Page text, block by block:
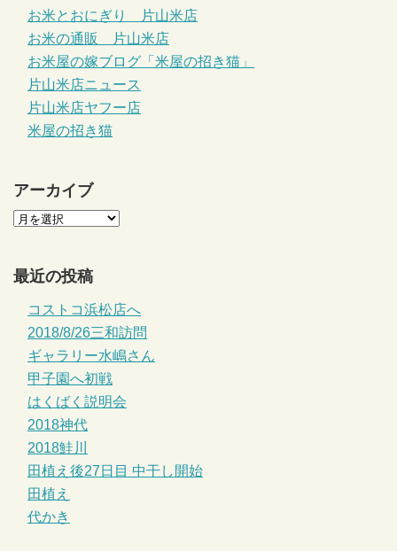
お米とおにぎり 片山米店
お米の通販 片山米店
お米屋の嫁ブログ「米屋の招き猫」
片山米店ニュース
片山米店ヤフー店
米屋の招き猫
アーカイブ
最近の投稿
コストコ浜松店へ
2018/8/26三和訪問
ギャラリー水嶋さん
甲子園へ初戦
はくばく説明会
2018神代
2018鮭川
田植え後27日目 中干し開始
田植え
代かき